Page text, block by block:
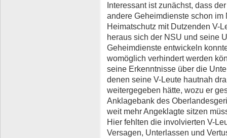
Interessant ist zunächst, dass
andere Geheimdienste schon
Heimatschutz mit Dutzenden V-
heraus sich der NSU und seine
Geheimdienste entwickeln
womöglich verhindert werden
seine Erkenntnisse über die
denen seine V-Leute hautnah
weitergegeben hätte, wozu er
Anklagebank des
weit mehr Angeklagte sitzen
Hier fehlten die involvierten V-
Versagen, Unterlassen und